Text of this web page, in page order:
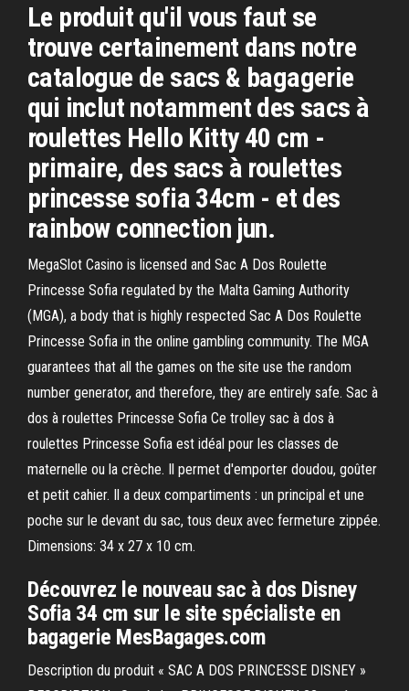
Le produit qu'il vous faut se
trouve certainement dans notre
catalogue de sacs & bagagerie
qui inclut notamment des sacs à
roulettes Hello Kitty 40 cm -
primaire, des sacs à roulettes
princesse sofia 34cm - et des
rainbow connection jun.
MegaSlot Casino is licensed and Sac A Dos Roulette
Princesse Sofia regulated by the Malta Gaming Authority
(MGA), a body that is highly respected Sac A Dos Roulette
Princesse Sofia in the online gambling community. The MGA
guarantees that all the games on the site use the random
number generator, and therefore, they are entirely safe. Sac à
dos à roulettes Princesse Sofia Ce trolley sac à dos à
roulettes Princesse Sofia est idéal pour les classes de
maternelle ou la crèche. Il permet d'emporter doudou, goûter
et petit cahier. Il a deux compartiments : un principal et une
poche sur le devant du sac, tous deux avec fermeture zippée.
Dimensions: 34 x 27 x 10 cm.
Découvrez le nouveau sac à dos Disney
Sofia 34 cm sur le site spécialiste en
bagagerie MesBagages.com
Description du produit « SAC A DOS PRINCESSE DISNEY »